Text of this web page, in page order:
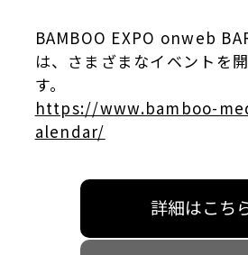
BAMBOO EXPO onweb
は、さまざまなイベントを
す。
https://www.bamboo-
alendar/
詳細はこち